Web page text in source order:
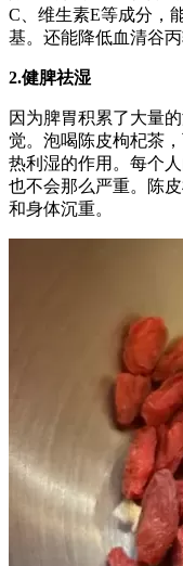
C、维生素E等成分，
基。还能降低血清谷
2.健脾祛湿
因为脾胃积累了大量
觉。泡喝陈皮枸杞茶
热利湿的作用。每个
也不会那么严重。陈
和身体沉重。